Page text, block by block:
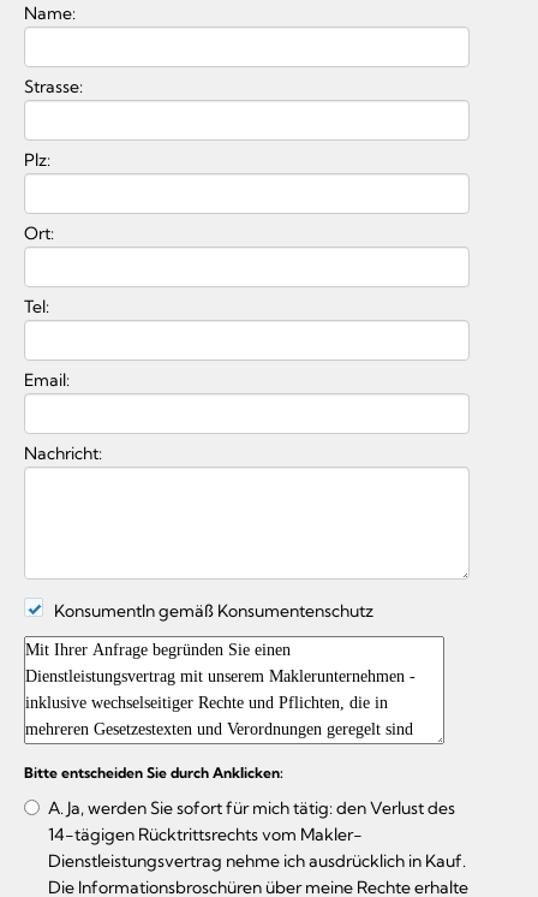
Name:
Strasse:
Plz:
Ort:
Tel:
Email:
Nachricht:
KonsumentIn gemäß Konsumentenschutz
Bitte entscheiden Sie durch Anklicken:
A. Ja, werden Sie sofort für mich tätig: den Verlust des
14-tägigen Rücktrittsrechts vom Makler-
Dienstleistungsvertrag nehme ich ausdrücklich in Kauf.
Die Informationsbroschüren über meine Rechte erhalte